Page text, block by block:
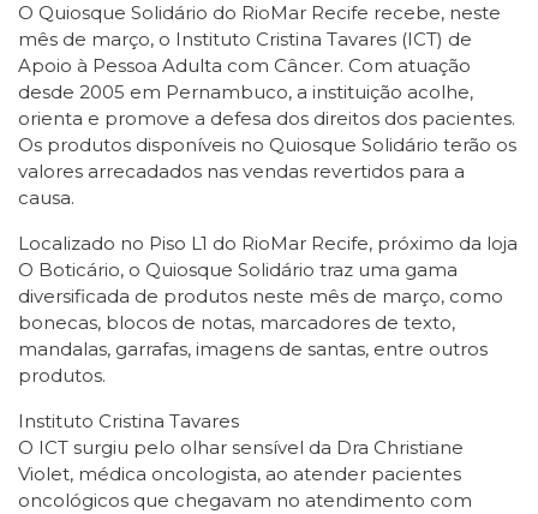
O Quiosque Solidário do RioMar Recife recebe, neste
mês de março, o Instituto Cristina Tavares (ICT) de
Apoio à Pessoa Adulta com Câncer. Com atuação
desde 2005 em Pernambuco, a instituição acolhe,
orienta e promove a defesa dos direitos dos pacientes.
Os produtos disponíveis no Quiosque Solidário terão os
valores arrecadados nas vendas revertidos para a
causa.
Localizado no Piso L1 do RioMar Recife, próximo da loja
O Boticário, o Quiosque Solidário traz uma gama
diversificada de produtos neste mês de março, como
bonecas, blocos de notas, marcadores de texto,
mandalas, garrafas, imagens de santas, entre outros
produtos.
Instituto Cristina Tavares
O ICT surgiu pelo olhar sensível da Dra Christiane
Violet, médica oncologista, ao atender pacientes
oncológicos que chegavam no atendimento com